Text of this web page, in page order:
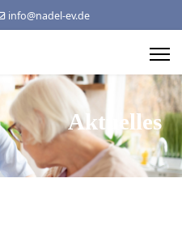
info@nadel-ev.de
Aktuelles